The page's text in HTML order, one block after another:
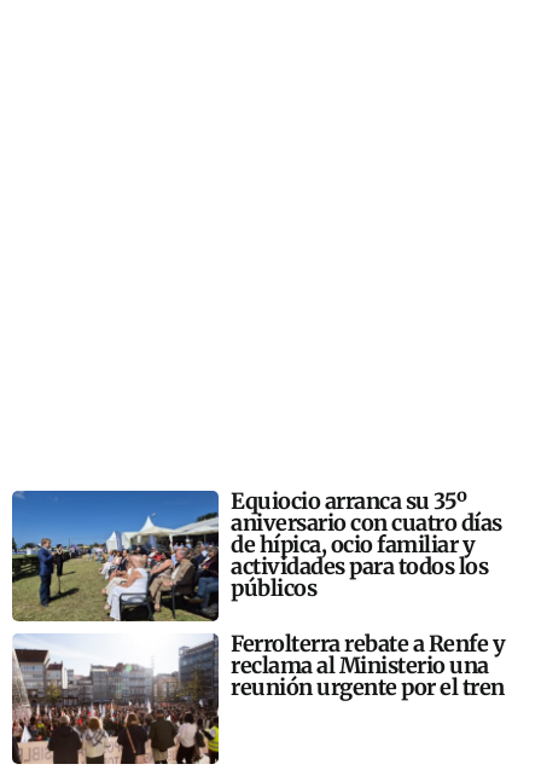
Equiocio arranca su 35º
aniversario con cuatro días
de hípica, ocio familiar y
actividades para todos los
públicos
Ferrolterra rebate a Renfe y
reclama al Ministerio una
reunión urgente por el tren